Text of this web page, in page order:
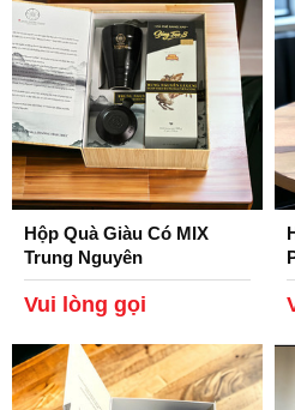
Mùi vị: Cà phê
hương thơm quyến rủ.
Phong cách: Gu Việt,
Pha chế: Pha phin, pha
phê espresso. Dùng
đặc.
Kích thước hạt: Hạt sàn
Cách rang: Rang mộc,
Hàm lượng: Caffein >
Thương hiệu: Trung
Hộp Quà Giàu Có MIX
Trung Nguyên
Vui lòng gọi